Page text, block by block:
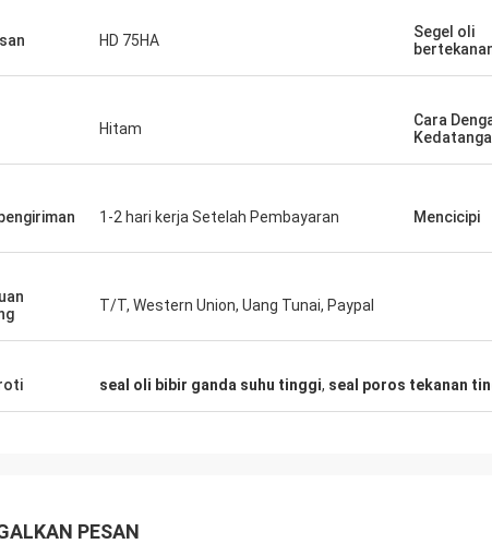
berkualitas baik, kita akan memiliki
kerjasama panjang di masa depan.
HD 75HA
Segel oli
Hitam
Cara
1-2 hari kerja Setelah Pembayaran Mencicipi
T/T, Western Union, Uang Tunai, Paypal
seal oli bibir ganda suhu tinggi, seal poros tekanan
PESAN